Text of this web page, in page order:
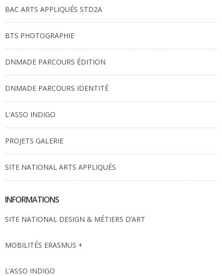
BAC ARTS APPLIQUÉS STD2A
BTS PHOTOGRAPHIE
DNMADE PARCOURS ÉDITION
DNMADE PARCOURS IDENTITÉ
L'ASSO INDIGO
PROJETS GALERIE
SITE NATIONAL ARTS APPLIQUÉS
INFORMATIONS
SITE NATIONAL DESIGN & MÉTIERS D’ART
MOBILITÉS ERASMUS +
L’ASSO INDIGO